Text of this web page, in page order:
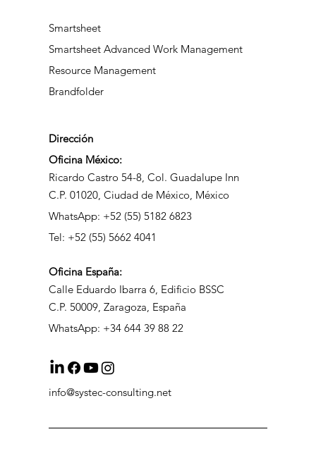
Dirección
Oficina México:
Ricardo Castro 54-8, Col. Guadalupe Inn
C.P. 01020, Ciudad de México, México
WhatsApp: +52 (55) 5182 6823
OficinaEspaña:
Calle Eduardo Ibarra 6, Edificio BSSC
C.P. 50009, Zaragoza, España
Smartsheet
Resource Management
Smartsheet Advanced Work Management